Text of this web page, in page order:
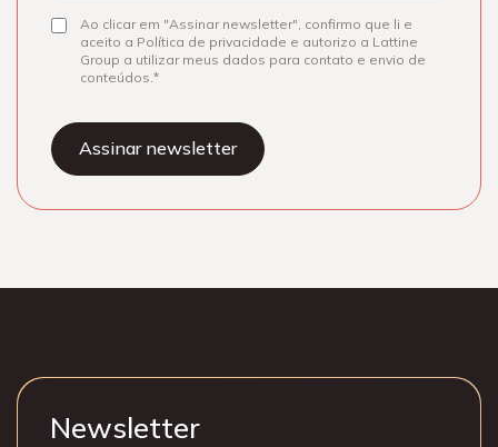
ConsentirAo clicar em "Assinar newsletter", confirmo que li e
aceito a Política de privacidade e autorizo a Lattine
Group a utilizar meus dados para contato e envio de
conteúdos.
Newsletter